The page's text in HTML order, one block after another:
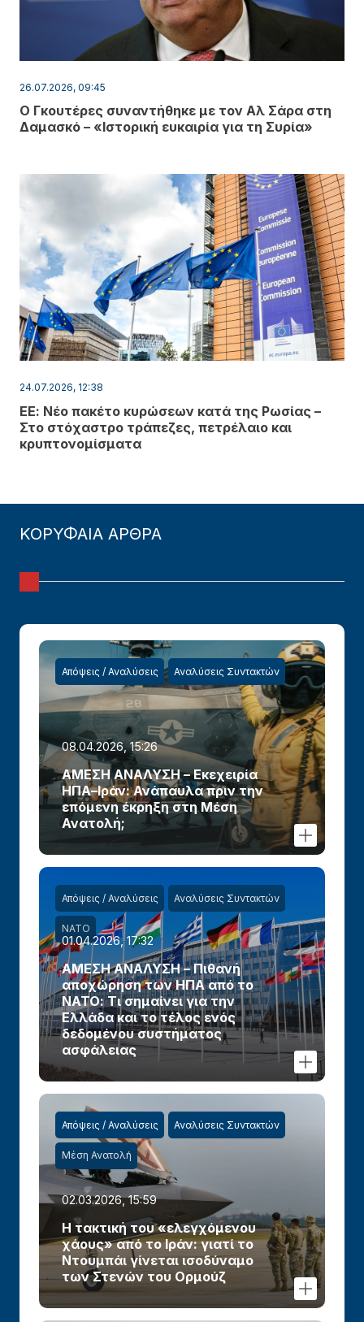
26.07.2026, 09:45
Ο Γκουτέρες συναντήθηκε με τον Αλ Σάρα στη
Δαμασκό – «Ιστορική ευκαιρία για τη Συρία»
24.07.2026, 12:38
ΕΕ: Νέο πακέτο κυρώσεων κατά της Ρωσίας –
Στο στόχαστρο τράπεζες, πετρέλαιο και
κρυπτονομίσματα
ΚΟΡΥΦΑΙΑ ΑΡΘΡΑ
Απόψεις / Αναλύσεις Αναλύσεις Συντακτών
08.04.2026, 15:26
ΑΜΕΣΗ ΑΝΑΛΥΣΗ – Εκεχειρία
ΗΠΑ–Ιράν: Ανάπαυλα πριν την
επόμενη έκρηξη στη Μέση
Ανατολή;
Απόψεις / Αναλύσεις Αναλύσεις Συντακτών
ΝΑΤΟ
01.04.2026, 17:32
ΑΜΕΣΗ ΑΝΑΛΥΣΗ – Πιθανή
αποχώρηση των ΗΠΑ από το
ΝΑΤΟ: Τι σημαίνει για την
Ελλάδα και το τέλος ενός
δεδομένου συστήματος
ασφάλειας
Απόψεις / Αναλύσεις Αναλύσεις Συντακτών
Μέση Ανατολή
02.03.2026, 15:59
Η τακτική του «ελεγχόμενου
χάους» από το Ιράν: γιατί το
Ντουμπάι γίνεται ισοδύναμο
των Στενών του Ορμούζ